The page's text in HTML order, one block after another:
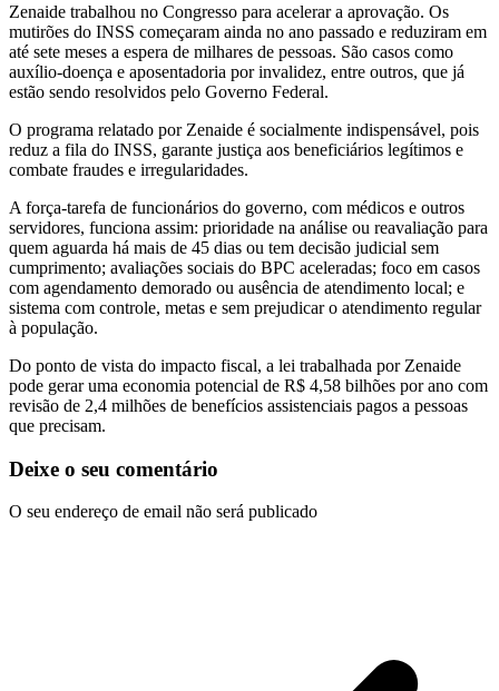
Zenaide trabalhou no Congresso para acelerar a aprovação. Os
mutirões do INSS começaram ainda no ano passado e reduziram em
até sete meses a espera de milhares de pessoas. São casos como
auxílio-doença e aposentadoria por invalidez, entre outros, que já
estão sendo resolvidos pelo Governo Federal.
O programa relatado por Zenaide é socialmente indispensável, pois
reduz a fila do INSS, garante justiça aos beneficiários legítimos e
combate fraudes e irregularidades.
A força-tarefa de funcionários do governo, com médicos e outros
servidores, funciona assim: prioridade na análise ou reavaliação para
quem aguarda há mais de 45 dias ou tem decisão judicial sem
cumprimento; avaliações sociais do BPC aceleradas; foco em casos
com agendamento demorado ou ausência de atendimento local; e
sistema com controle, metas e sem prejudicar o atendimento regular
à população.
Do ponto de vista do impacto fiscal, a lei trabalhada por Zenaide
pode gerar uma economia potencial de R$ 4,58 bilhões por ano com
revisão de 2,4 milhões de benefícios assistenciais pagos a pessoas
que precisam.
Deixe o seu comentário
O seu endereço de email não será publicado